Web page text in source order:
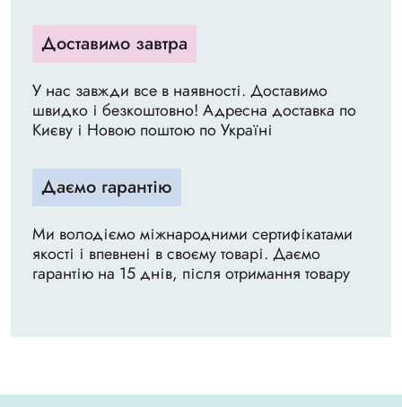
Доставимо завтра
У нас завжди все в наявності. Доставимо
швидко і безкоштовно! Адресна доставка по
Києву і Новою поштою по Україні
Даємо гарантію
Ми володіємо міжнародними сертифікатами
якості і впевнені в своєму товарі. Даємо
гарантію на 15 днів, після отримання товару